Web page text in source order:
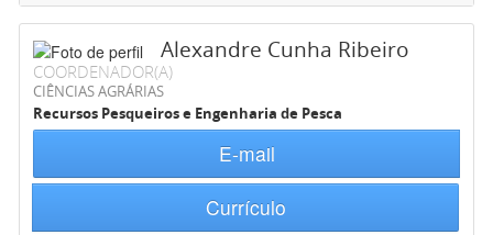
Alexandre Cunha Ribeiro
COORDENADOR(A)
CIÊNCIAS AGRÁRIAS
Recursos Pesqueiros e Engenharia de Pesca
E-mail
Currículo